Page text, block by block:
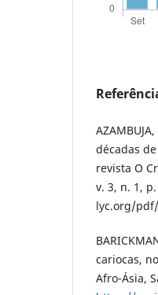
décadas
revista O
v. 3, n. 1,
lyc.org/
cariocas,
Afro-Ásia,